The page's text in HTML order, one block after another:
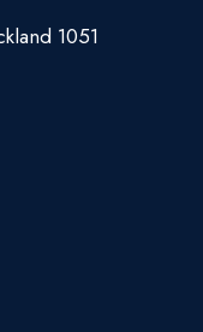
1051